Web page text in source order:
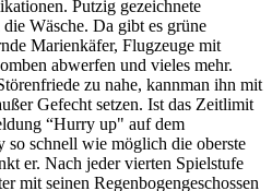
Putzig gezeichnete
Wäsche. Da gibt es grüne
Marienkäfer, Flugzeuge mit
abwerfen und vieles mehr.
zu nahe, kannman ihn mit
Gefecht setzen. Ist das Zeitlimit
“Hurry up" auf dem
schnell wie möglich die oberste
er. Nach jeder vierten Spielstufe
mit seinen Regenbogengeschossen